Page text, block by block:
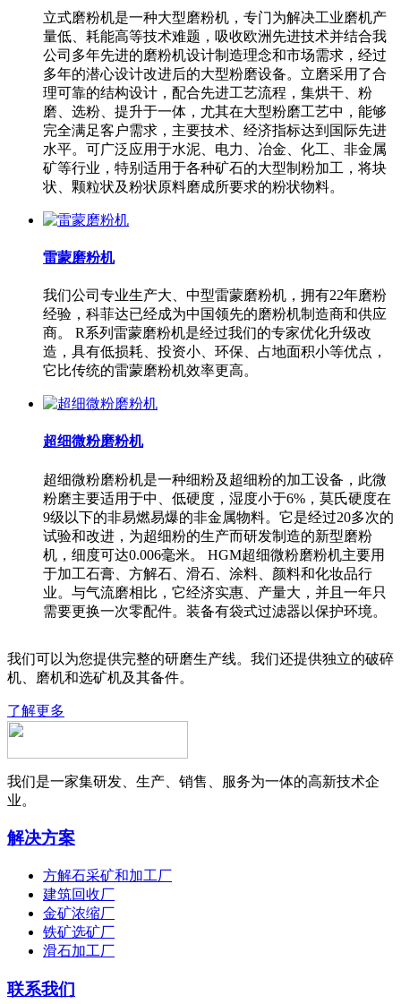
立式磨粉机是一种大型磨粉机，专门为解决工业磨机产
量低、耗能高等技术难题，吸收欧洲先进技术并结合我
公司多年先进的磨粉机设计制造理念和市场需求，经过
多年的潜心设计改进后的大型粉磨设备。立磨采用了合
理可靠的结构设计，配合先进工艺流程，集烘干、粉
磨、选粉、提升于一体，尤其在大型粉磨工艺中，能够
完全满足客户需求，主要技术、经济指标达到国际先进
水平。可广泛应用于水泥、电力、冶金、化工、非金属
矿等行业，特别适用于各种矿石的大型制粉加工，将块
状、颗粒状及粉状原料磨成所要求的粉状物料。
雷蒙磨粉机
我们公司专业生产大、中型雷蒙磨粉机，拥有22年磨粉
经验，科菲达已经成为中国领先的磨粉机制造商和供应
商。 R系列雷蒙磨粉机是经过我们的专家优化升级改
造，具有低损耗、投资小、环保、占地面积小等优点，
它比传统的雷蒙磨粉机效率更高。
超细微粉磨粉机
超细微粉磨粉机是一种细粉及超细粉的加工设备，此微
粉磨主要适用于中、低硬度，湿度小于6%，莫氏硬度在
9级以下的非易燃易爆的非金属物料。它是经过20多次的
试验和改进，为超细粉的生产而研发制造的新型磨粉
机，细度可达0.006毫米。 HGM超细微粉磨粉机主要用
于加工石膏、方解石、滑石、涂料、颜料和化妆品行
业。与气流磨相比，它经济实惠、产量大，并且一年只
需要更换一次零配件。装备有袋式过滤器以保护环境。
我们可以为您提供完整的研磨生产线。我们还提供独立的破碎
机、磨机和选矿机及其备件。
了解更多
我们是一家集研发、生产、销售、服务为一体的高新技术企
业。
解决方案
方解石采矿和加工厂
建筑回收厂
金矿浓缩厂
铁矿选矿厂
滑石加工厂
联系我们